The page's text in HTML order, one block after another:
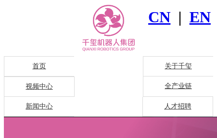
CN | EN
首页 关于千玺
视频中心 全产业链
新闻中心 人才招聘